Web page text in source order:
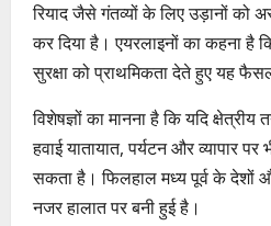
रियाद जैसे गंतव्यों के लिए उड़ानों को
कर दिया है। एयरलाइनों का कहना है
सुरक्षा को प्राथमिकता देते हुए यह
विशेषज्ञों का मानना है कि यदि
हवाई यातायात, पर्यटन और व्यापार
सकता है। फिलहाल मध्य पूर्व के देशों
नजर हालात पर बनी हुई है।